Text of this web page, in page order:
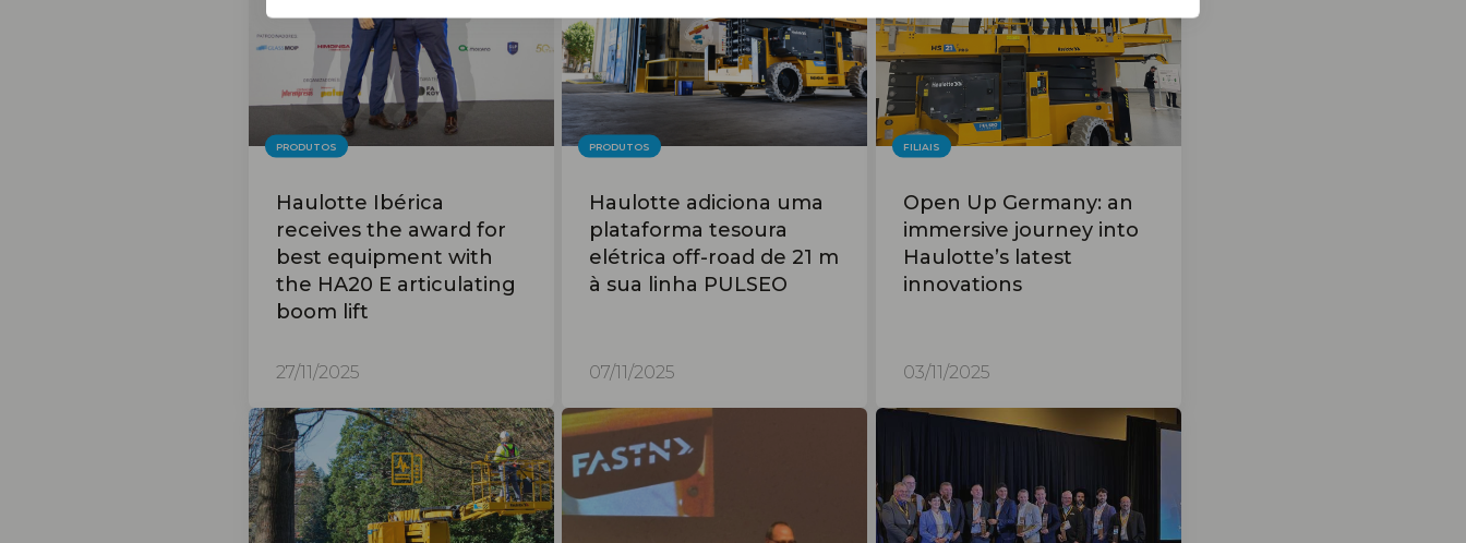
PRODUTOS
Haulotte Ibérica
receives the award for
best equipment with
the HA20 E articulating
boom lift
27/11/2025
PRODUTOS
Haulotte adiciona uma
plataforma tesoura
elétrica off-road de 21 m
à sua linha PULSEO
07/11/2025
FILIAIS
Open Up Germany: an
immersive journey into
Haulotte’s latest
innovations
03/11/2025